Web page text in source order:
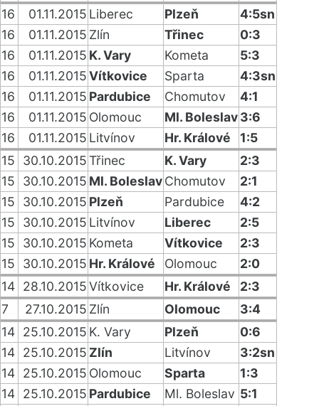
16
01.11.2015 Liberec Plzeň
4:5sn
16
01.11.2015 Zlín Třinec
0:3
16
01.11.2015 K. Vary Kometa
5:3
16
01.11.2015Vítkovice Sparta
4:3sn
16
01.11.2015 Pardubice Chomutov
4:1
16
01.11.2015 Olomouc Ml. Boleslav3:6
16
01.11.2015 Litvínov Hr. Králové
1:5
15
30.10.2015Třinec K. Vary
2:3
15
30.10.2015 Ml. BoleslavChomutov
2:1
15
30.10.2015 Plzeň Pardubice
4:2
15
30.10.2015 Litvínov Liberec
2:5
15
30.10.2015 Kometa Vítkovice
2:3
15
30.10.2015 Hr. Králové Olomouc
2:0
14 28.10.2015Vítkovice Hr. Králové
2:3
7
27.10.2015 Zlín Olomouc
3:4
14 25.10.2015 K. Vary Plzeň
0:6
14 25.10.2015 Zlín Litvínov
3:2sn
14 25.10.2015 Olomouc Sparta
1:3
14 25.10.2015 Pardubice Ml. Boleslav 5:1